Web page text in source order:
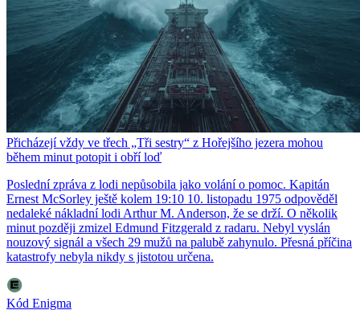
Přicházejí vždy ve třech „Tři sestry“ z Hořejšího jezera mohou
během minut potopit i obří loď
Poslední zpráva z lodi nepůsobila jako volání o pomoc. Kapitán
Ernest McSorley ještě kolem 19:10 10. listopadu 1975 odpověděl
nedaleké nákladní lodi Arthur M. Anderson, že se drží. O několik
minut později zmizel Edmund Fitzgerald z radaru. Nebyl vyslán
nouzový signál a všech 29 mužů na palubě zahynulo. Přesná příčina
katastrofy nebyla nikdy s jistotou určena.
Kód Enigma